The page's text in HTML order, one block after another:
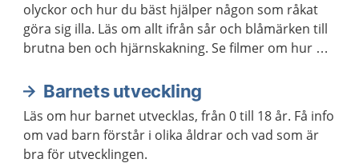
olyckor och hur du bäst hjälper någon som råkat
göra sig illa. Läs om allt ifrån sår och blåmärken till
brutna ben och hjärnskakning. Se filmer om hur du
Barnets utveckling
Läs om hur barnet utvecklas, från 0 till 18 år. Få info
om vad barn förstår i olika åldrar och vad som är
bra för utvecklingen.